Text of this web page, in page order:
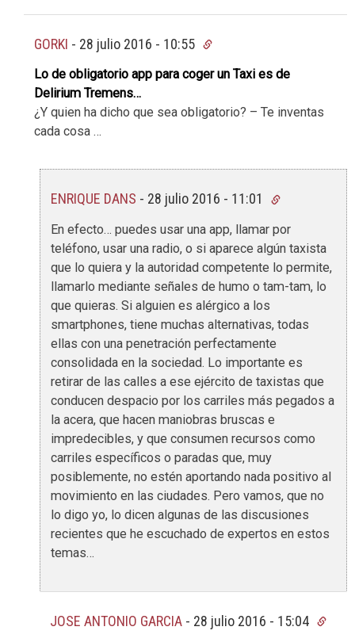
GORKI - 28 julio 2016 - 10:55
Lo de obligatorio app para coger un Taxi es de
Delirium Tremens…
¿Y quien ha dicho que sea obligatorio? – Te inventas
cada cosa …
ENRIQUE DANS - 28 julio 2016 - 11:01
En efecto… puedes usar una app, llamar por
teléfono, usar una radio, o si aparece algún taxista
que lo quiera y la autoridad competente lo permite,
llamarlo mediante señales de humo o tam-tam, lo
que quieras. Si alguien es alérgico a los
smartphones, tiene muchas alternativas, todas
ellas con una penetración perfectamente
consolidada en la sociedad. Lo importante es
retirar de las calles a ese ejército de taxistas que
conducen despacio por los carriles más pegados a
la acera, que hacen maniobras bruscas e
impredecibles, y que consumen recursos como
carriles específicos o paradas que, muy
posiblemente, no estén aportando nada positivo al
movimiento en las ciudades. Pero vamos, que no
lo digo yo, lo dicen algunas de las discusiones
recientes que he escuchado de expertos en estos
temas…
JOSE ANTONIO GARCIA - 28 julio 2016 - 15:04